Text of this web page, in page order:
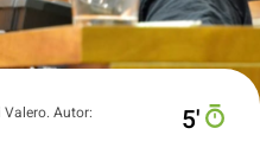
Valero. Autor:
5′